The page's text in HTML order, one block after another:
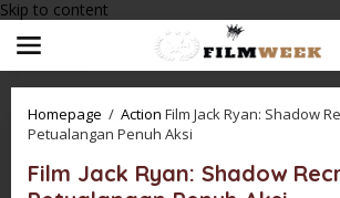
Skip to content
Homepage / Action Film Jack Ryan: Shadow
Petualangan Penuh Aksi
Film Jack Ryan: Shadow